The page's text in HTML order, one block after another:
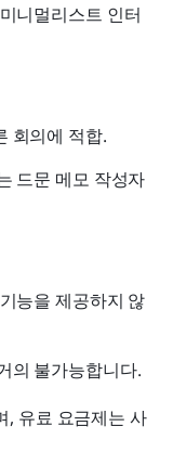
니멀리스트 인터
회의에 적합.
드문 메모 작성자
능을 제공하지 않
의 불가능합니다.
, 유료 요금제는 사